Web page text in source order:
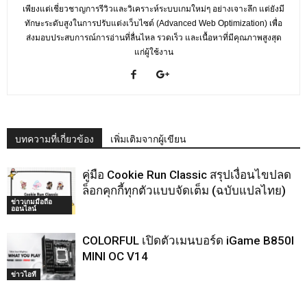
เพียงแต่เชี่ยวชาญการรีวิวและวิเคราะห์ระบบเกมใหม่ๆ อย่างเจาะลึก แต่ยังมี
ทักษะระดับสูงในการปรับแต่งเว็บไซต์ (Advanced Web Optimization) เพื่อ
ส่งมอบประสบการณ์การอ่านที่ลื่นไหล รวดเร็ว และเนื้อหาที่มีคุณภาพสูงสุด
แก่ผู้ใช้งาน
บทความที่เกี่ยวข้อง เพิ่มเติมจากผู้เขียน
ข่าวเกมมือถือ
ออนไลน์
คู่มือ Cookie Run Classic สรุปเงื่อนไขปลด
ล็อกคุกกี้ทุกตัวแบบจัดเต็ม (ฉบับแปลไทย)
ข่าวไอที
COLORFUL เปิดตัวเมนบอร์ด iGame B850I
MINI OC V14